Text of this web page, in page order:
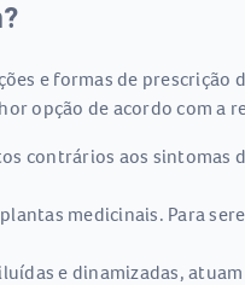
e formas de prescrição
opção de acordo com a
contrários aos sintomas
medicinais. Para
e dinamizadas,